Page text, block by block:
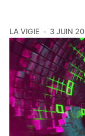
LA VIGIE 3 JUIN